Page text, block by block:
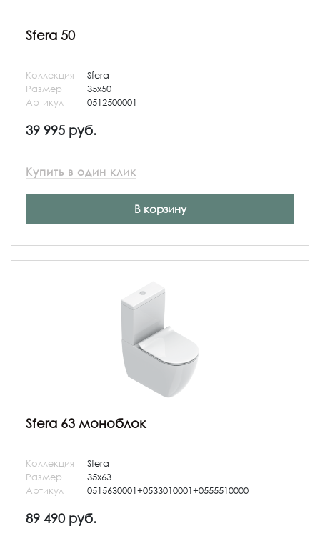
Sfera 50
Коллекция
Sfera
Размер
35x50
Артикул
0512500001
39 995 руб.
Купить в один клик
В корзину
Sfera 63 моноблок
Коллекция
Sfera
Размер
35x63
Артикул
0515630001+0533010001+0555510000
89 490 руб.